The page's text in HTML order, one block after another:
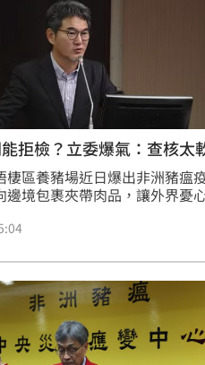
拒檢？立委爆氣：查核太
棲區養豬場近日爆出非洲豬瘟
邊境包裹夾帶肉品，讓外界憂
檢」，防檢署長杜麗華今（30
行政勸導的方式進行，讓朝野
轟「邊境防疫螺絲鬆了」，對
針對邊境的管制太軟弱。（記